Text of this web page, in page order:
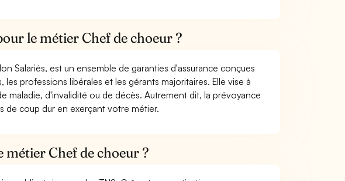
le métier Chef de choeur ?
Salariés, est un ensemble de garanties d'assurance conçues
professions libérales et les gérants majoritaires. Elle vise à
maladie, d'invalidité ou de décès. Autrement dit, la prévoyance
de coup dur en exerçant votre métier.
Chef de choeur ?